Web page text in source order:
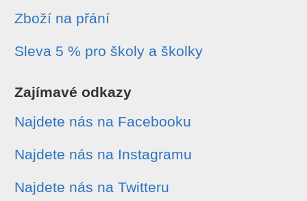
Zboží na přání
Sleva 5 % pro školy a školky
Zajímavé odkazy
Najdete nás na Facebooku
Najdete nás na Instagramu
Najdete nás na Twitteru